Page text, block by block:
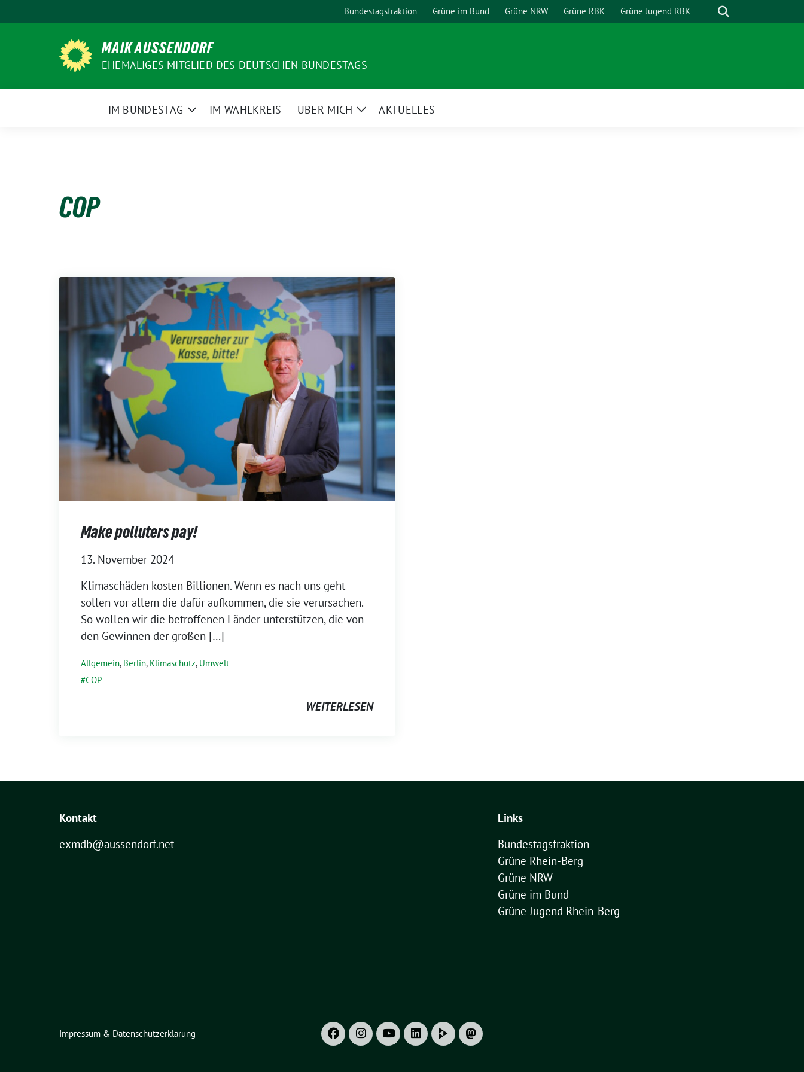
zum
Bundestagsfraktion Grüne im Bund Grüne NRW Grüne RBK Grüne Jugend RBK Suche
MAIK AUSSENDORF
EHEMALIGES MITGLIED DES DEUTSCHEN BUNDESTAGS
IM BUNDESTAG
ZeigeIM WAHLKREIS ÜBER MICH
ZeigeAKTUELLES
COP
Make polluters pay!
13. November 2024
Klimaschäden kosten Billionen. Wenn es nach uns geht
sollen vor allem die dafür aufkommen, die sie verursachen.
So wollen wir die betroffenen Länder unterstützen, die von
den Gewinnen der großen […]
Allgemein, Berlin, Klimaschutz, Umwelt
COP
WEITERLESEN
Kontakt
exmdb@aussendorf.net
Links
Bundestagsfraktion
Grüne Rhein-Berg
Grüne NRW
Grüne im Bund
Grüne Jugend Rhein-Berg
Impressum & Datenschutzerklärung